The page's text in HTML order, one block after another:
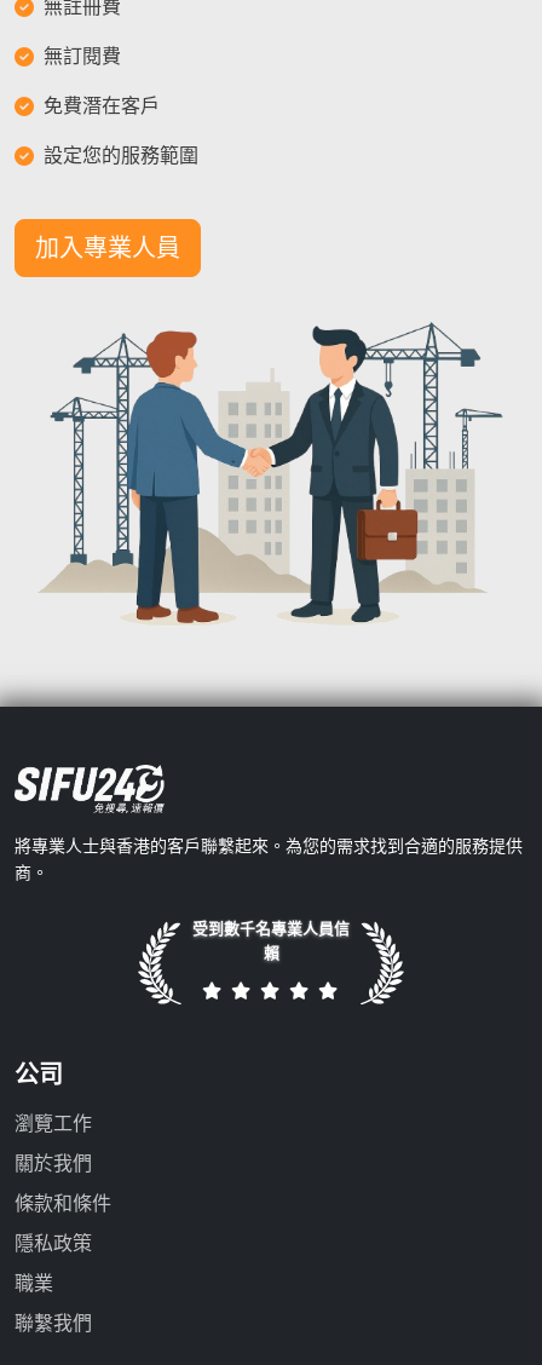
無註冊費
無訂閱費
免費潛在客戶
設定您的服務範圍
加入專業人員
將專業人士與香港的客戶聯繫起來。為您的需求找到合適的服務提供
商。
受到數千名專業人員信
賴
公司
瀏覽工作
關於我們
條款和條件
隱私政策
職業
聯繫我們